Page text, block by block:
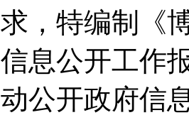
求，特编制《
信息公开工作
动公开政府信